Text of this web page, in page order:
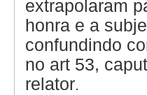
extrapolaram
honra e a
confundindo
no art 53,
relator.